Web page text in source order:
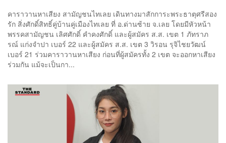
คาราวานหาเสียง สามัญชนไทเลย เดินทางมาสักการะพระธาตุศรีสอง
รัก สิ่งศักดิ์สิทธิ์คู่บ้านคู่เมืองไทเลย ที่ อ.ด่านซ้าย จ.เลย โดยมีหัวหน้า
พรรคสามัญชน เลิศศักดิ์ คำคงศักดิ์ และผู้สมัคร ส.ส. เขต 1 ภัทราภ
รณ์ แก่งจำปา เบอร์ 22 และผู้สมัคร ส.ส. เขต 3 วิรอน รุจิไชยวัฒน์
เบอร์ 21 ร่วมคาราวานหาเสียง ก่อนที่ผู้สมัครทั้ง 2 เขต จะออกหาเสียง
ร่วมกัน แม้จะเป็นกา...